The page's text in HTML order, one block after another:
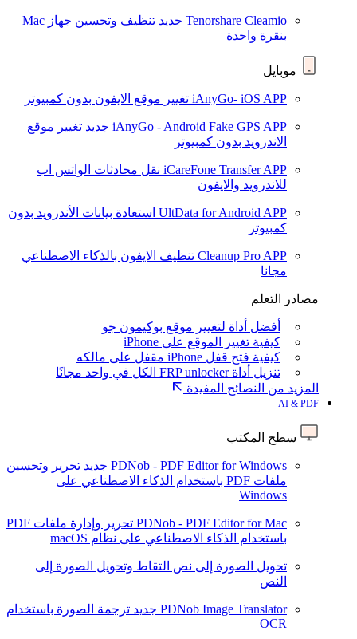
Tenorshare Cleamio جديد
تنظيف وتحسين جهاز Mac
بنقرة واحدة
موبايل
iAnyGo- iOS APP تغيير موقع الايفون بدون كمبيوتر
iAnyGo - Android Fake GPS APP جديد تغيير موقع
الاندرويد بدون كمبيوتر
iCareFone Transfer APP نقل محادثات الواتس اب
للاندرويد والايفون
UltData for Android APP استعادة بيانات الأندرويد بدون
كمبيوتر
Cleanup Pro APP تنظيف الايفون بالذكاء الاصطناعي
مجانا
مصادر التعلم
أفضل أداة لتغيير موقع بوكيمون جو
كيفية تغيير الموقع على iPhone
كيفية فتح قفل iPhone مقفل على مالكه
تنزيل أداة FRP unlocker الكل في واحد مجانًا
المزيد من النصائح المفيدة
AI & PDF
سطح المكتب
PDNob - PDF Editor for Windows جديد تحرير وتحسين
ملفات PDF باستخدام الذكاء الاصطناعي على
Windows
PDNob - PDF Editor for Mac
تحرير وإدارة ملفات PDF
باستخدام الذكاء الاصطناعي على نظام macOS
تحويل الصورة إلى نص التقاط وتحويل الصورة إلى
النص
PDNob Image Translator جديد ترجمة الصورة باستخدام
OCR